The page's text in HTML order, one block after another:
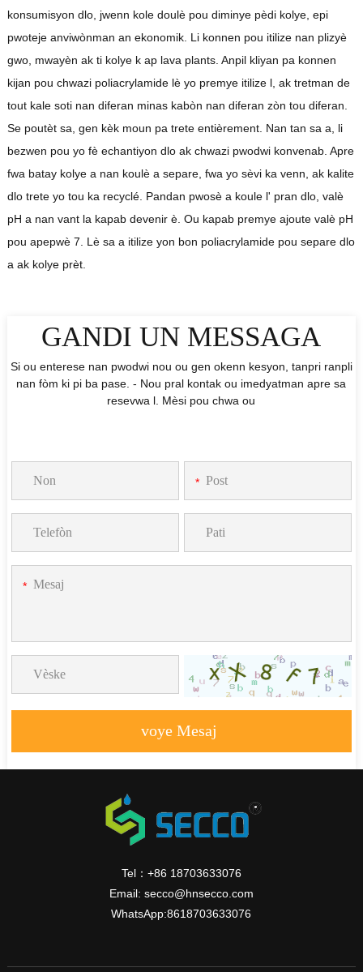
konsumisyon dlo, jwenn kole doulè pou diminye pèdi kolye, epi
pwoteje anviwònman an ekonomik. Li konnen pou itilize nan plizyè
gwo, mwayèn ak ti kolye k ap lava plants. Anpil kliyan pa konnen
kijan pou chwazi poliacrylamide lè yo premye itilize l, ak tretman de
tout kale soti nan diferan minas kabòn nan diferan zòn tou diferan.
Se poutèt sa, gen kèk moun pa trete entièrement. Nan tan sa a, li
bezwen pou yo fè echantiyon dlo ak chwazi pwodwi konvenab. Apre
fwa batay kolye a nan koulè a separe, fwa yo sèvi ka venn, ak kalite
dlo trete yo tou ka recyclé. Pandan pwosè a koule l' pran dlo, valè
pH a nan vant la kapab devenir è. Ou kapab premye ajoute valè pH
pou apepwè 7. Lè sa a itilize yon bon poliacrylamide pou separe dlo
a ak kolye prèt.
GANDI UN MESSAGA
Si ou enterese nan pwodwi nou ou gen okenn kesyon, tanpri ranpli
nan fòm ki pi ba pase. - Nou pral kontak ou imedyatman apre sa
resevwa l. Mèsi pou chwa ou
*
*
voye Mesaj
Tel：+86 18703633076
Email: secco@hnsecco.com
WhatsApp:8618703633076